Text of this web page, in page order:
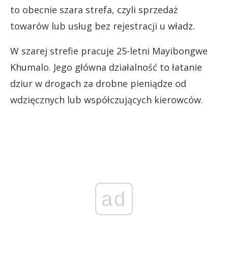
to obecnie szara strefa, czyli sprzedaż
towarów lub usług bez rejestracji u władz.
W szarej strefie pracuje 25-letni Mayibongwe
Khumalo. Jego główna działalność to łatanie
dziur w drogach za drobne pieniądze od
wdzięcznych lub współczujących kierowców.
ad